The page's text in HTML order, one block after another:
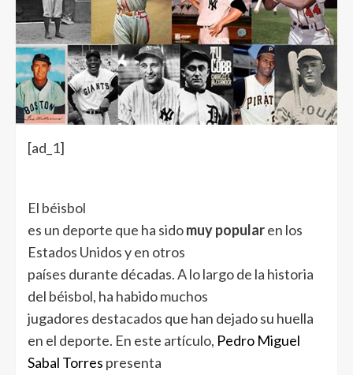
[ad_1]
El béisbol
es un deporte que ha sidomuy popularen los
Estados Unidos y en otros
países durante décadas. A lo largo de la historia
del béisbol, ha habido muchos
jugadores destacados que han dejado su huella
en el deporte. En este artículo, Pedro Miguel
Sabal Torres presenta